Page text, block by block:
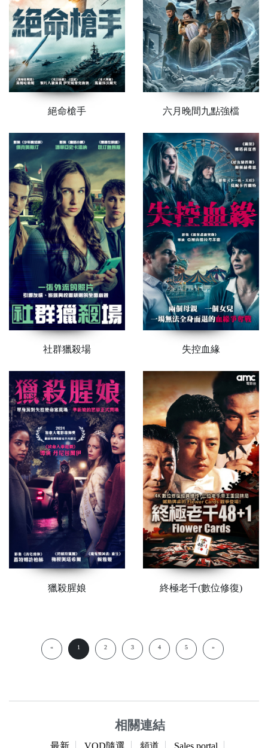
絕命槍手 六月晚間九點強檔
社群獵殺場 失控血緣
獵殺腥娘 終極老千(數位修復)
« 1 2 3 4 5 »
相關連結
最新 VOD隨選 頻道 Sales portal